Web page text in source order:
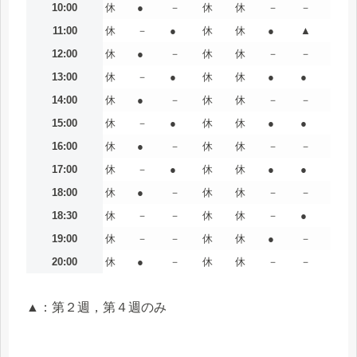
10:00 休 ● － 休 休 －
－
11:00
休 － ● 休 休 ●
▲
12:00
休 ● － 休 休 －
－
13:00
休 － ● 休 休 ●
●
14:00
休 ● － 休 休 －
－
15:00
休 － ● 休 休 ●
●
16:00
休 ● － 休 休 －
－
17:00
休 － ● 休 休 ●
●
18:00
休 ● － 休 休 －
－
18:30
休 － － 休 休 －
●
19:00
休 － － 休 休 ●
－
20:00
休 ● － 休 休 － －
▲：第２週，第４週のみ